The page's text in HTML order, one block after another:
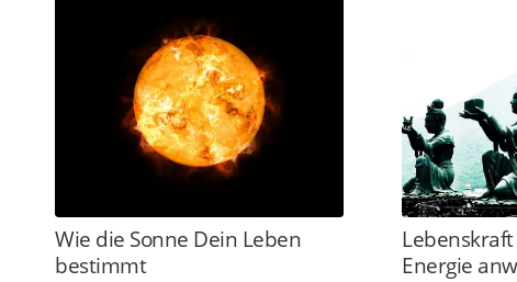
Wie die Sonne Dein Leben
bestimmt
Energie